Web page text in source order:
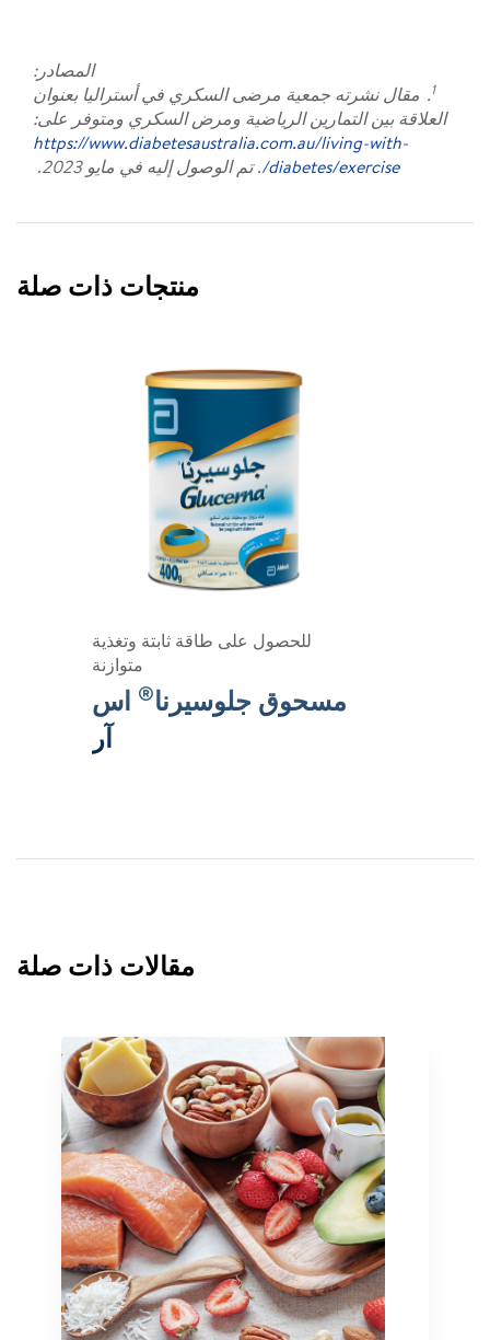
المصادر:
1. مقال نشرته جمعية مرضى السكري في أستراليا بعنوان
العلاقة بين التمارين الرياضية ومرض السكري ومتوفر على:
https://www.diabetesaustralia.com.au/living-with-
diabetes/exercise/ . تم الوصول إليه في مايو 2023 .
منتجات ذات صلة
للحصول على طاقة ثابتة وتغذية
متوازنة
مسحوق جلوسيرنا® اس
آر
مقالات ذات صلة